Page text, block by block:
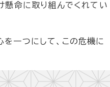
懸命に取り組んでくれてい
一つにして、この危機に